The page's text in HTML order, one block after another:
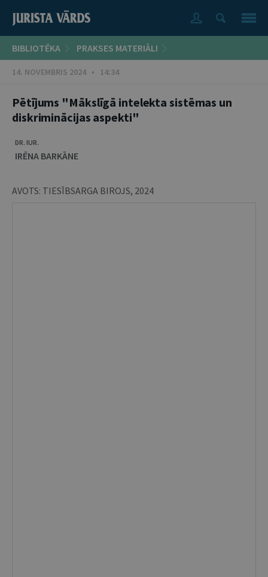
BIBLIOTĒKA PRAKSES MATERIĀLI
14. NOVEMBRIS 2024 • 14:34
Pētījums "Mākslīgā intelekta sistēmas un
diskriminācijas aspekti"
DR. IUR.
IRĒNA BARKĀNE
AVOTS: TIESĪBSARGA BIROJS, 2024